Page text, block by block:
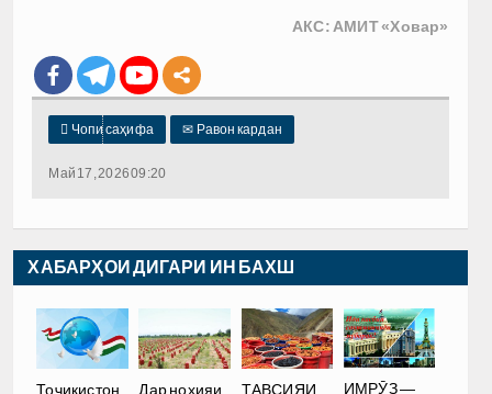
АКС: АМИТ «Ховар»
 Чопи саҳифа ✉ Равон кардан
Май 17, 2026 09:20
ХАБАРҲОИ ДИГАРИ ИН БАХШ
Тоҷикистон Дар ноҳияи ТАВСИЯИ ИМРӮЗ —